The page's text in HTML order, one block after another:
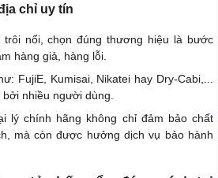
chỉ uy tín
trôi nổi, chọn đúng thương hiệu là bước
hàng giả, hàng lỗi.
FujiE, Kumisai, Nikatei hay Dry-Cabi,...
nhiều người dùng.
lý chính hãng không chỉ đảm bảo chất
mà còn được hưởng dịch vụ bảo hành